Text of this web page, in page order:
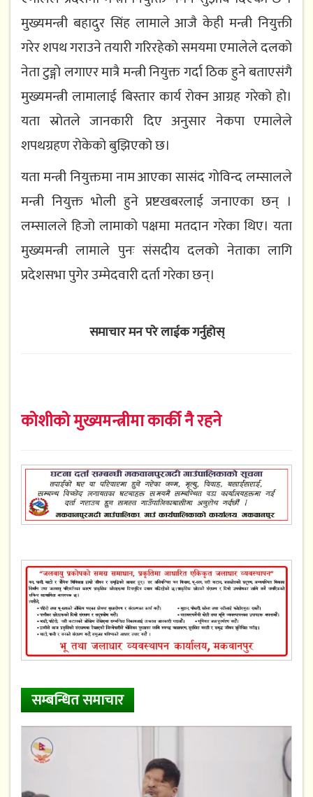
मुख्यमन्त्री बहादुर सिंह लामाले आजै केही मन्त्री नियुक्ती
गरेर शपथ गराउने तयारी गरिरहेको समयमा एमालेले दलको
नेता टुङ्गो लगाएर मात्रै मन्त्री नियुक्त गर्दा ठिक हुने बताएसंगै
मुख्यमन्त्री लामालाई बिस्तार कार्य रोक्न आग्रह गरेको हो।
यता स्रोतले जानकारी दिए अनुसार नेकपा एमालेले
शपथग्रहण रोकेको बुझिएको छ।
यता मन्त्री नियुक्तमा नाम आएका सासंद गोविन्द लम्सालले
मन्त्री नियुक्त भोली हुने प्रष्टखबरलाई जनाएका छन् ।
लम्सालले हिजो लामाको पक्षमा मतदान गरेका थिए। यता
मुख्यमन्त्री लामाले पुनः संसदीय दलको नेताका लागि
प्रदेशसभा पुगेर उम्मेदवारी दर्ता गरेका छन्।
समाचार मन परे लाईक गर्नुहोस्
कोशीको मुख्यमन्त्रीमा कार्की नै रहने
सम्बन्धित समाचार